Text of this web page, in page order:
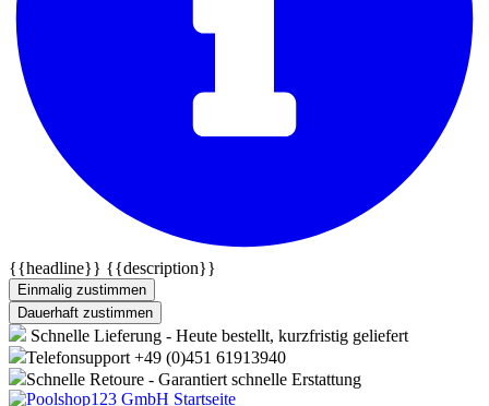
{{headline}} {{description}}
Einmalig zustimmen
Dauerhaft zustimmen
Schnelle Lieferung - Heute bestellt, kurzfristig geliefert
Telefonsupport +49 (0)451 61913940
Schnelle Retoure - Garantiert schnelle Erstattung